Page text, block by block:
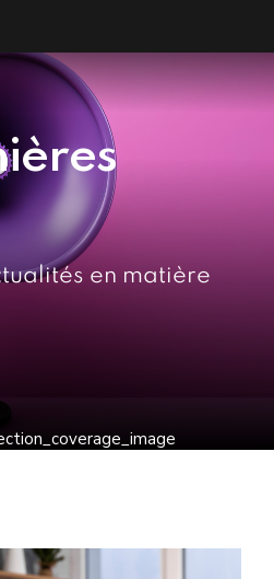
en matière